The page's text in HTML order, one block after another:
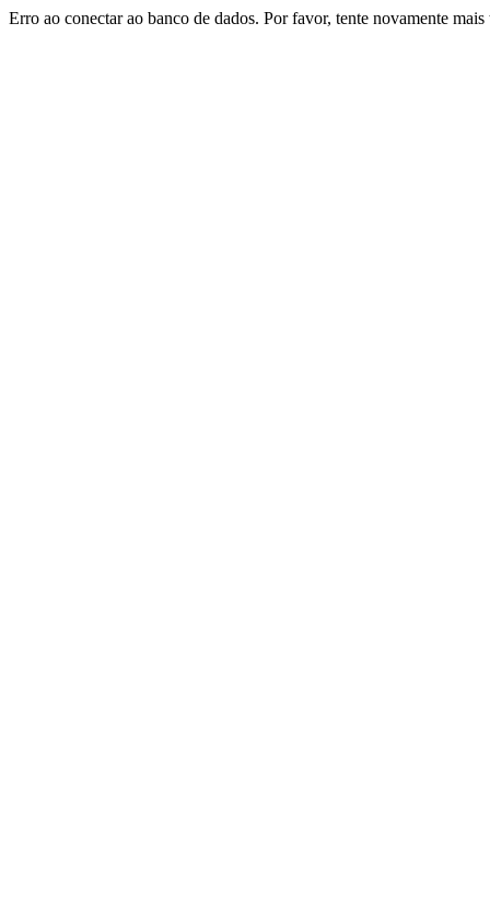
Erro ao conectar ao banco de dados. Por favor, tente novamente mais